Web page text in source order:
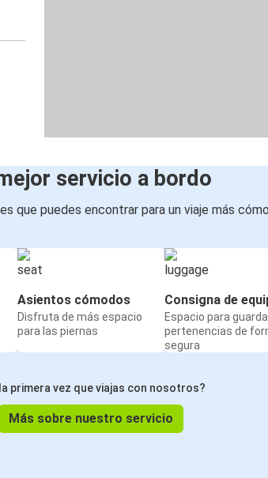
servicio a bordo
que puedes encontrar para un viaje más
Asientos cómodos
Disfruta de más espacio
para las piernas
Consigna de
Espacio para
pertenencias de
segura
primera vez que viajas con nosotros?
Más sobre nuestro servicio